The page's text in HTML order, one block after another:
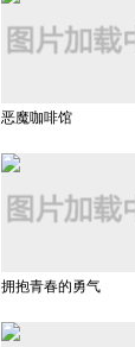
恶魔咖啡馆
拥抱青春的勇气